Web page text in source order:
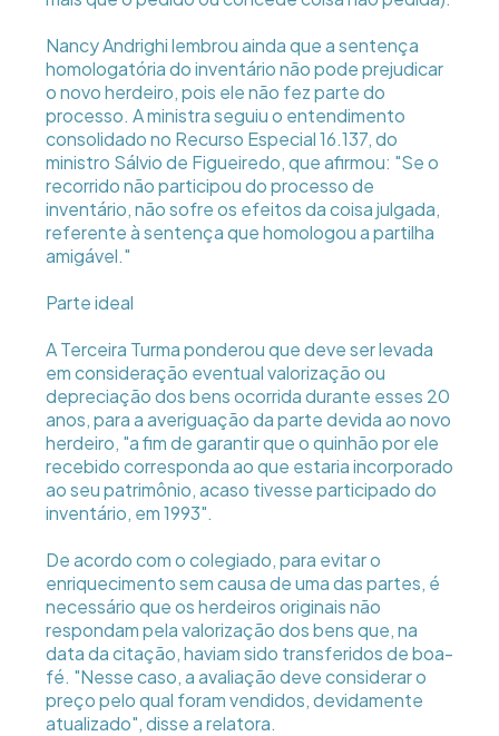
Nancy Andrighi lembrou ainda que a sentença
homologatória do inventário não pode prejudicar
o novo herdeiro, pois ele não fez parte do
processo. A ministra seguiu o entendimento
consolidado no Recurso Especial 16.137, do
ministro Sálvio de Figueiredo, que afirmou: "Se o
recorrido não participou do processo de
inventário, não sofre os efeitos da coisa julgada,
referente à sentença que homologou a partilha
amigável."
Parte ideal
A Terceira Turma ponderou que deve ser levada
em consideração eventual valorização ou
depreciação dos bens ocorrida durante esses 20
anos, para a averiguação da parte devida ao novo
herdeiro, "a fim de garantir que o quinhão por ele
recebido corresponda ao que estaria incorporado
ao seu patrimônio, acaso tivesse participado do
inventário, em 1993".
De acordo com o colegiado, para evitar o
enriquecimento sem causa de uma das partes, é
necessário que os herdeiros originais não
respondam pela valorização dos bens que, na
data da citação, haviam sido transferidos de boa-
fé. "Nesse caso, a avaliação deve considerar o
preço pelo qual foram vendidos, devidamente
atualizado", disse a relatora.